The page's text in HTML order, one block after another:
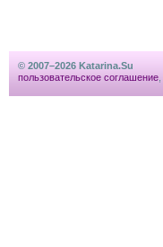
© 2007–2026 Katarina.Su
пользовательское соглашение